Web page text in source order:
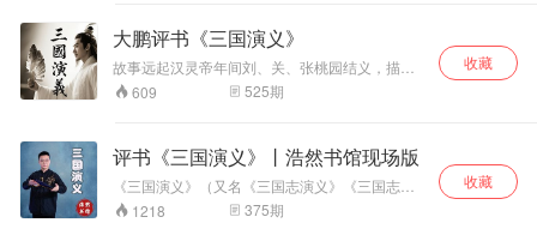
大鹏评书《三国演义》
故事远起汉灵帝年间刘、关、张桃园结义，描述
了东汉末年和三国时期近百年发生的重大历史事
件，和众多的叱咤风云的英雄人物。作者通过真
和腐朽，控诉了统治者的暴虐和丑恶。东汉末
年，军阀混战，所谓"十八路"诸侯联军征讨董卓，
打的是"扶持王室，拯救黎民"的旗号，干的是勾心
斗角、尔虞我诈的勾当，都企图称王称霸。《三
国演义》以没落的汉室宗亲刘备和以宗族起兵的
609 525期
收藏
评书《三国演义》丨浩然书馆现场版
《三国演义》（又名《三国志演义》《三国志通
俗演义》是元末明初小说家罗贯中根据陈寿《三
国志》和裴松之注解以及民间三国故事传说经过
1218 375期
收藏